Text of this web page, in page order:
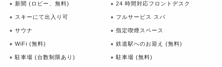
新聞 (ロビー、無料) 24 時間対応フロントデスク
スキーにて出入り可 フルサービス スパ
サウナ 指定喫煙スペース
WiFi (無料) 鉄道駅へのお迎え (無料)
駐車場 (台数制限あり) 駐車場 (無料)